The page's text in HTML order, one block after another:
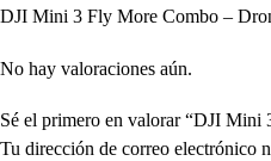
DJI Mini 3 Fly More Combo –
No hay valoraciones aún.
Sé el primero en valorar “DJI
Tu dirección de correo electrónico